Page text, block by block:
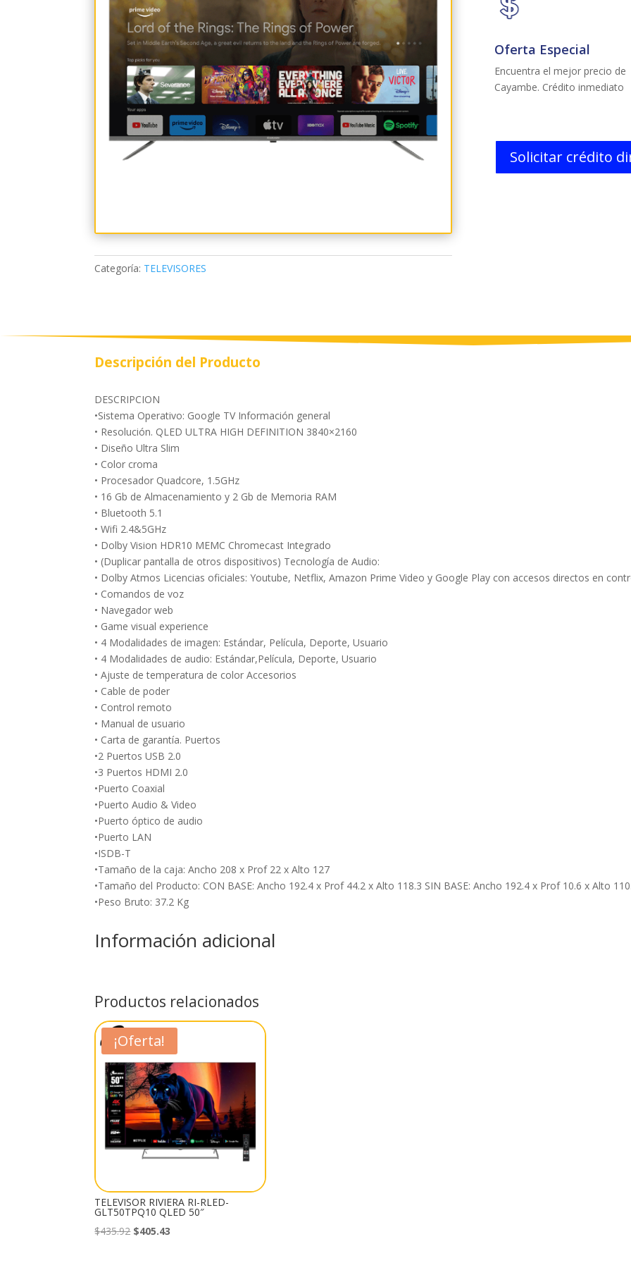
Categoría: TELEVISORES
Oferta Especial
Encuentra el mejor precio de
Cayambe. Crédito inmediato
Solicitar crédito
Descripción del Producto
DESCRIPCION
•Sistema Operativo: Google TV Información general
• Resolución. QLED ULTRA HIGH DEFINITION 3840×2160
• Diseño Ultra Slim
• Color croma
• Procesador Quadcore, 1.5GHz
• 16 Gb de Almacenamiento y 2 Gb de Memoria RAM
• Bluetooth 5.1
• Wifi 2.4&5GHz
• Dolby Vision HDR10 MEMC Chromecast Integrado
• (Duplicar pantalla de otros dispositivos) Tecnología de Audio:
• Dolby Atmos Licencias oficiales: Youtube, Netflix, Amazon Prime Video y Google Play con accesos directos en
• Comandos de voz
• Navegador web
• Game visual experience
• 4 Modalidades de imagen: Estándar, Película, Deporte, Usuario
• 4 Modalidades de audio: Estándar,Película, Deporte, Usuario
• Ajuste de temperatura de color Accesorios
• Cable de poder
• Control remoto
• Manual de usuario
• Carta de garantía. Puertos
•2 Puertos USB 2.0
•3 Puertos HDMI 2.0
•Puerto Coaxial
•Puerto Audio & Video
•Puerto óptico de audio
•Puerto LAN
•ISDB-T
•Tamaño de la caja: Ancho 208 x Prof 22 x Alto 127
•Tamaño del Producto: CON BASE: Ancho 192.4 x Prof 44.2 x Alto 118.3 SIN BASE: Ancho 192.4 x Prof 10.6 x Alto
•Peso Bruto: 37.2 Kg
Información adicional
Productos relacionados
¡Oferta!
TELEVISOR RIVIERA RI-RLED-
GLT50TPQ10 QLED 50″
$435.92 El
$405.43